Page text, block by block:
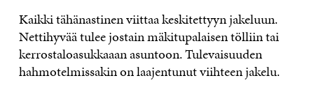
Kaikki tähänastinen viittaa keskitettyyn jakeluun.
Nettihyvää tulee jostain mäkitupalaisen tölliin tai
kerrostaloasukkaaan asuntoon. Tulevaisuuden
hahmotelmissakin on laajentunut viihteen jakelu.